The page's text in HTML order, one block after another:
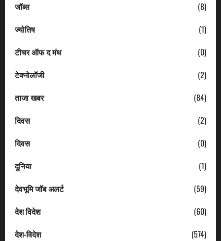
जॉब्स
(8)
ज्योतिष
(1)
टीचर ऑफ द मंथ
(0)
टेक्नोलॉजी
(2)
ताजा खबर
(84)
दिवस
(2)
दिवस
(0)
दुनिया
(1)
देवभूमि जॉब अलर्ट
(59)
देश विदेश
(60)
देश-विदेश
(574)